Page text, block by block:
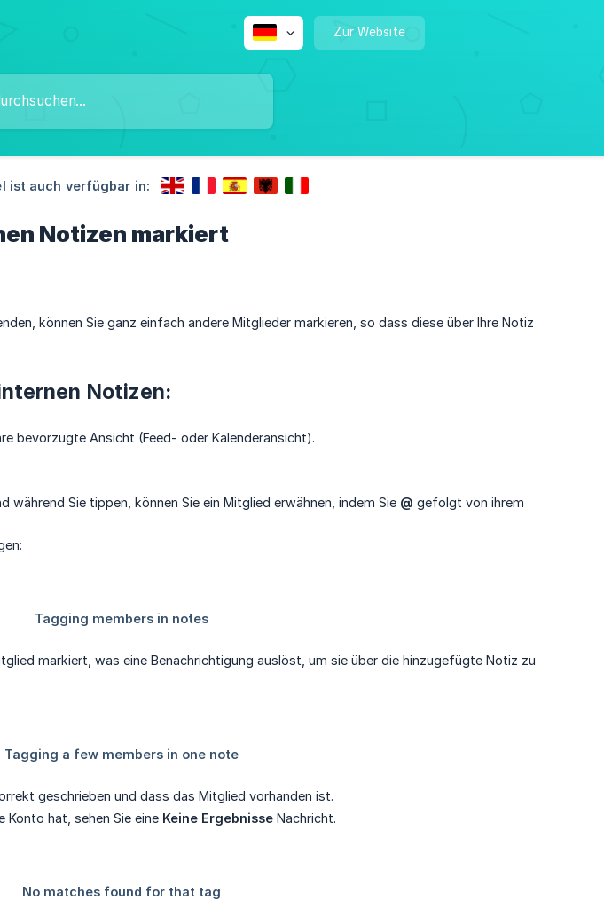
Zur Website
ist auch verfügbar in:
Notizen markiert
können Sie ganz einfach andere Mitglieder markieren, so dass diese über Ihre Notiz
Notizen:
bevorzugte Ansicht (Feed- oder Kalenderansicht).
während Sie tippen, können Sie ein Mitglied erwähnen, indem Sie @ gefolgt von ihrem
markiert, was eine Benachrichtigung auslöst, um sie über die hinzugefügte Notiz zu
geschrieben und dass das Mitglied vorhanden ist.
hat, sehen Sie eine Keine Ergebnisse Nachricht.